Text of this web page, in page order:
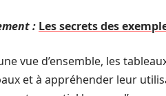
: Les secrets des
vue d’ensemble, les
et à appréhender leur